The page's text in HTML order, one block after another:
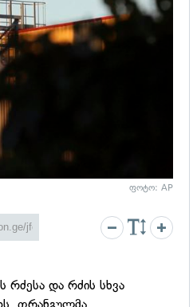
ფოტო: AP
რძესა და რძის სხვა